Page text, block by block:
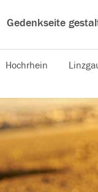
Gedenkseite
Hochrhein